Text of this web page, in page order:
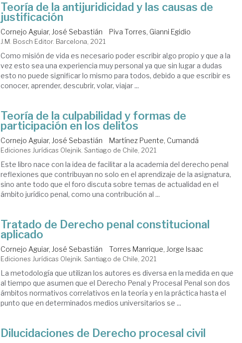
Teoría de la antijuridicidad y las causas de
justificación
Cornejo Aguiar, José Sebastián Piva Torres, Gianni Egidio
J.M. Bosch Editor. Barcelona, 2021
Como misión de vida es necesario poder escribir algo propio y que a la
vez esto sea una experiencia muy personal ya que sin lugar a dudas
esto no puede significar lo mismo para todos, debido a que escribir es
conocer, aprender, descubrir, volar, viajar ...
Teoría de la culpabilidad y formas de
participación en los delitos
Cornejo Aguiar, José Sebastián Martínez Puente, Cumandá
Ediciones Jurídicas Olejnik. Santiago de Chile, 2021
Este libro nace con la idea de facilitar a la academia del derecho penal
reflexiones que contribuyan no solo en el aprendizaje de la asignatura,
sino ante todo que el foro discuta sobre temas de actualidad en el
ámbito jurídico penal, como una contribución al ...
Tratado de Derecho penal constitucional
aplicado
Cornejo Aguiar, José Sebastián Torres Manrique, Jorge Isaac
Ediciones Jurídicas Olejnik. Santiago de Chile, 2021
La metodología que utilizan los autores es diversa en la medida en que
al tiempo que asumen que el Derecho Penal y Procesal Penal son dos
ámbitos normativos correlativos en la teoría y en la práctica hasta el
punto que en determinados medios universitarios se ...
Dilucidaciones de Derecho procesal civil